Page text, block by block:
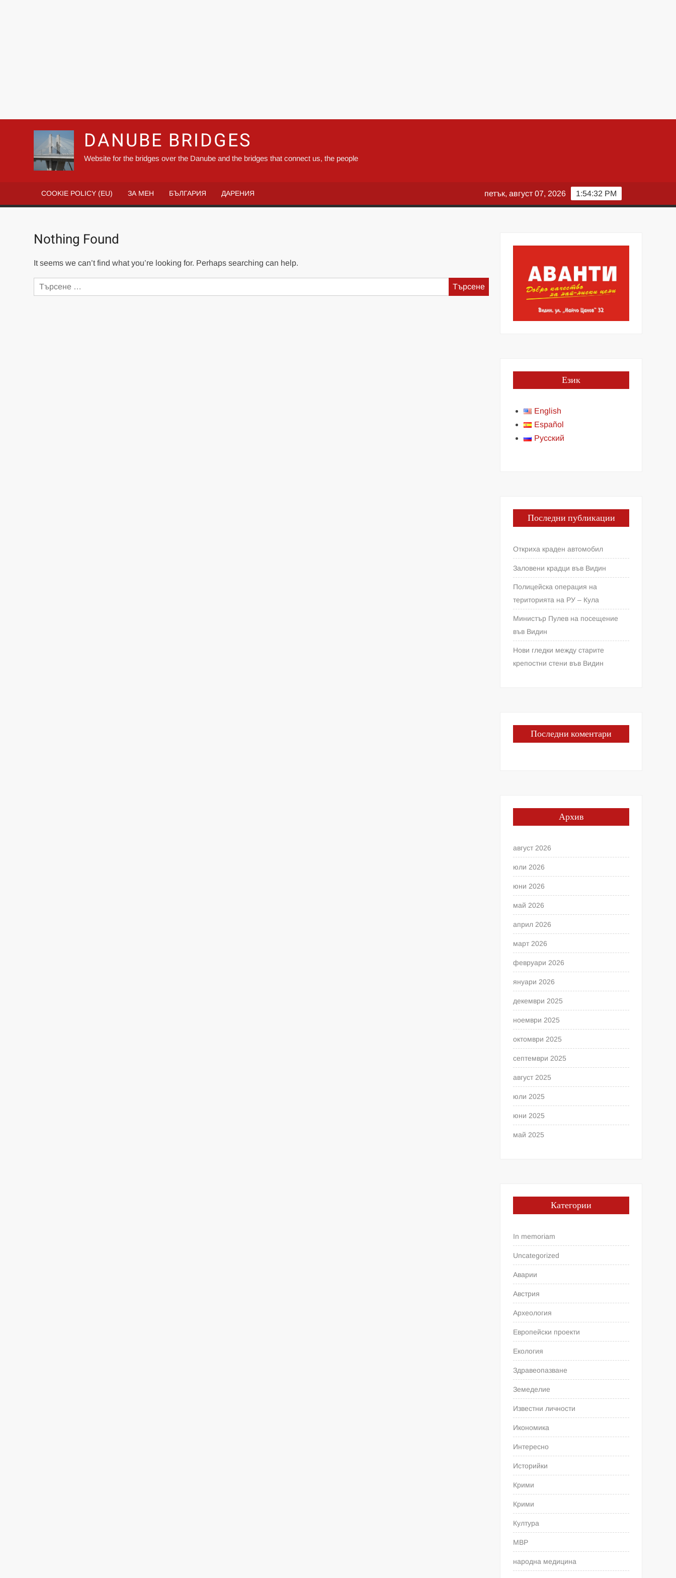
DANUBE BRIDGES
Website for the bridges over the Danube and the bridges that connect us, the people
COOKIE POLICY (EU) ЗА МЕН БЪЛГАРИЯ ДАРЕНИЯ 1:54:33 PM
петък, август 07, 2026
Nothing Found
It seems we can’t find what you’re looking for. Perhaps searching can help.
Търсене
за:
Език
English
Español
Русский
Последни публикации
Откриха краден автомобил
Заловени крадци във Видин
Полицейска операция на
територията на РУ – Кула
Министър Пулев на посещение
във Видин
Нови гледки между старите
крепостни стени във Видин
Последни коментари
Архив
август 2026
юли 2026
юни 2026
май 2026
април 2026
март 2026
февруари 2026
януари 2026
декември 2025
ноември 2025
октомври 2025
септември 2025
август 2025
юли 2025
юни 2025
май 2025
Категории
In memoriam
Uncategorized
Аварии
Австрия
Археология
Европейски проекти
Екология
Здравеопазване
Земеделие
Известни личности
Икономика
Интересно
Историйки
Крими
Крими
Култура
МВР
народна медицина